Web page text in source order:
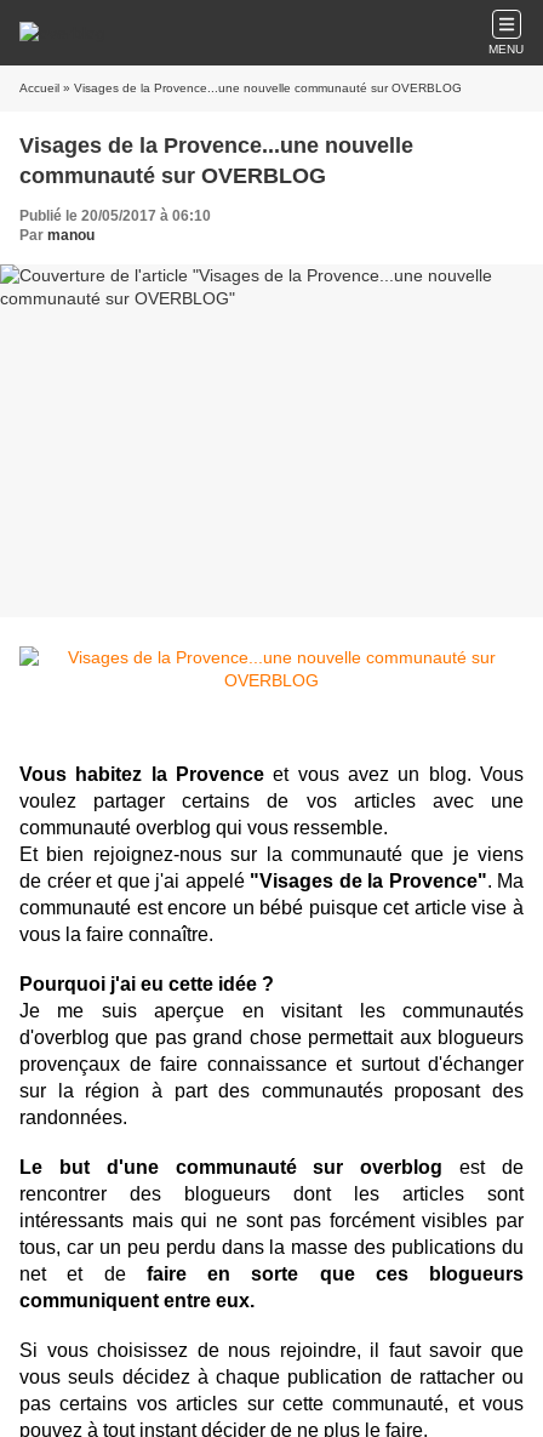
MENU
Accueil » Visages de la Provence...une nouvelle communauté sur OVERBLOG
Visages de la Provence...une nouvelle
communauté sur OVERBLOG
Publié le 20/05/2017 à 06:10
Par manou
Vous habitez la Provence et vous avez un blog. Vous
voulez partager certains de vos articles avec une
communauté overblog qui vous ressemble.
Et bien rejoignez-nous sur la communauté que je viens
de créer et que j'ai appelé "Visages de la Provence". Ma
communauté est encore un bébé puisque cet article vise à
vous la faire connaître.
Pourquoi j'ai eu cette idée ?
Je me suis aperçue en visitant les communautés
d'overblog que pas grand chose permettait aux blogueurs
provençaux de faire connaissance et surtout d'échanger
sur la région à part des communautés proposant des
randonnées.
Le but d'une communauté sur overblog est de
rencontrer des blogueurs dont les articles sont
intéressants mais qui ne sont pas forcément visibles par
tous, car un peu perdu dans la masse des publications du
net et de faire en sorte que ces blogueurs
communiquent entre eux.
Si vous choisissez de nous rejoindre, il faut savoir que
vous seuls décidez à chaque publication de rattacher ou
pas certains vos articles sur cette communauté, et vous
pouvez à tout instant décider de ne plus le faire.